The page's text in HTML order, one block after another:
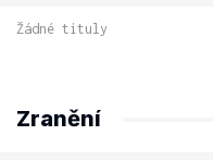
Žádné tituly
Zranění